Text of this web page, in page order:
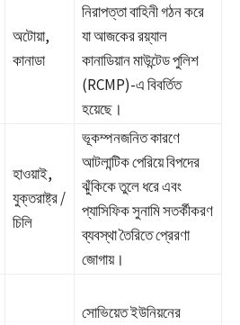
অটোয়া,
কানাডা
নিরাপত্তা বাহিনী গঠন করে
যা আজকের রয়্যাল
কানাডিয়ান মাউন্টেড পুলিশ
(RCMP)-এ বিবর্তিত
হয়েছে।
হাওয়াই,
যুক্তরাষ্ট্র /
চিলি
ভূকম্পনজনিত কারণে
আটলান্টিক পেরিয়ে বিপদের
ঝুঁকিকে তুলে ধরে এবং
প্যাসিফিক সুনামি সতর্কীকরণ
ব্যবস্থা তৈরিতে প্রেরণা
জোগায়।
সোভিয়েত ইউনিয়নের